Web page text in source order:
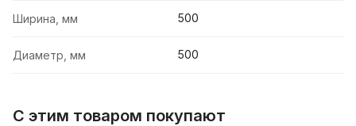
Ширина, мм 500
Диаметр, мм 500
С этим товаром покупают